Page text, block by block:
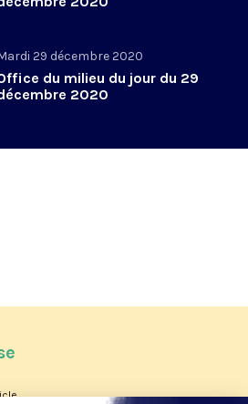
29 décembre 2020
du milieu du jour du 29
2020